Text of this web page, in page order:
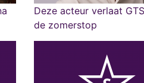
Deze acteur verlaat
de zomerstop